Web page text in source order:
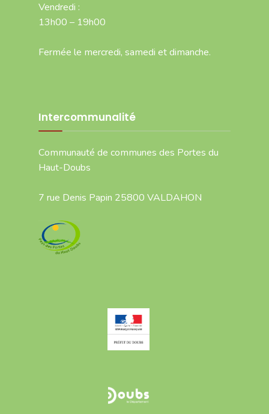
Vendredi :
13h00 – 19h00
Fermée le mercredi, samedi et dimanche.
Intercommunalité
Communauté de communes des Portes du
Haut-Doubs
7 rue Denis Papin 25800 VALDAHON